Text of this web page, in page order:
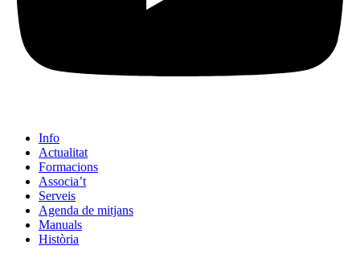
Info
Actualitat
Formacions
Associa’t
Serveis
Agenda de mitjans
Manuals
Història